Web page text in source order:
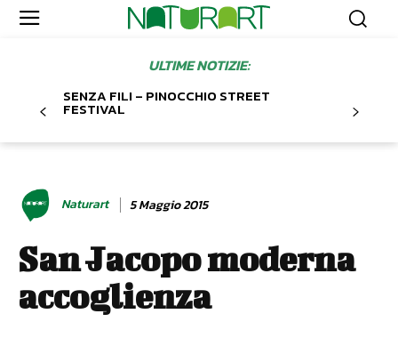
ULTIME NOTIZIE:
SENZA FILI – PINOCCHIO STREET
FESTIVAL
Naturart 5 Maggio 2015
San Jacopo moderna
accoglienza